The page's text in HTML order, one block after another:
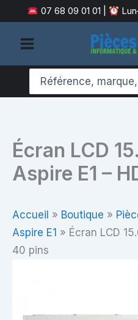
au
contenu
07 68 09 01 01
Search
for:
Écran LCD
Aspire E1 –
Accueil » Boutique »
Aspire E1 » Écran LCD
40 pins